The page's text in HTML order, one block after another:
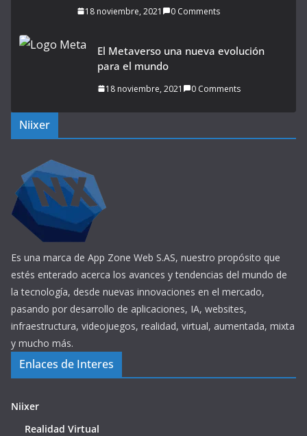
18 noviembre, 2021 0 Comments
El Metaverso una nueva evolución
para el mundo
18 noviembre, 2021 0 Comments
Niixer
Es una marca de App Zone Web S.AS, nuestro propósito que
estés enterado acerca los avances y tendencias del mundo de
la tecnología, desde nuevas innovaciones en el mercado,
pasando por desarrollo de aplicaciones, IA, websites,
infraestructura, videojuegos, realidad, virtual, aumentada, mixta
y mucho más.
Enlaces de Interes
Niixer
Realidad Virtual